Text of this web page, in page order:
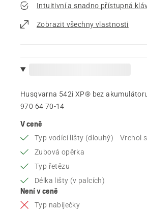
Intuitivní a snadno přístupná
Zobrazit všechny vlastnosti
Husqvarna 542i XP® bez
970 64 70‑14
V ceně
Typ vodící lišty (dlouhý)
Vrchol
Zubová opěrka
Typ řetězu
Délka lišty (v palcích)
Není v ceně
Typ nabíječky